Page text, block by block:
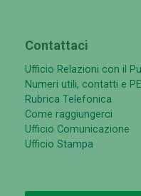
Contattaci
Ufficio Relazioni con il
Numeri utili, contatti e
Rubrica Telefonica
Come raggiungerci
Ufficio Comunicazione
Ufficio Stampa